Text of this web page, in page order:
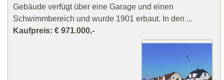
Gebäude verfügt über eine Garage und einen
Schwimmbereich und wurde 1901 erbaut. In den ...
Kaufpreis: € 971.000,-